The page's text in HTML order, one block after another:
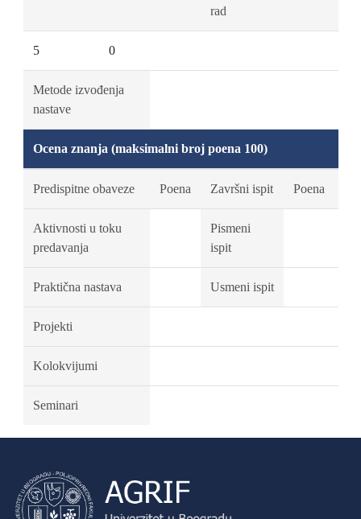
rad
5 0
Metode izvođenja
nastave
Ocena znanja (maksimalni broj poena 100)
Predispitne obaveze Poena Završni ispit Poena
Aktivnosti u toku
predavanja
Pismeni
ispit
Praktična nastava Usmeni ispit
Projekti
Kolokvijumi
Seminari